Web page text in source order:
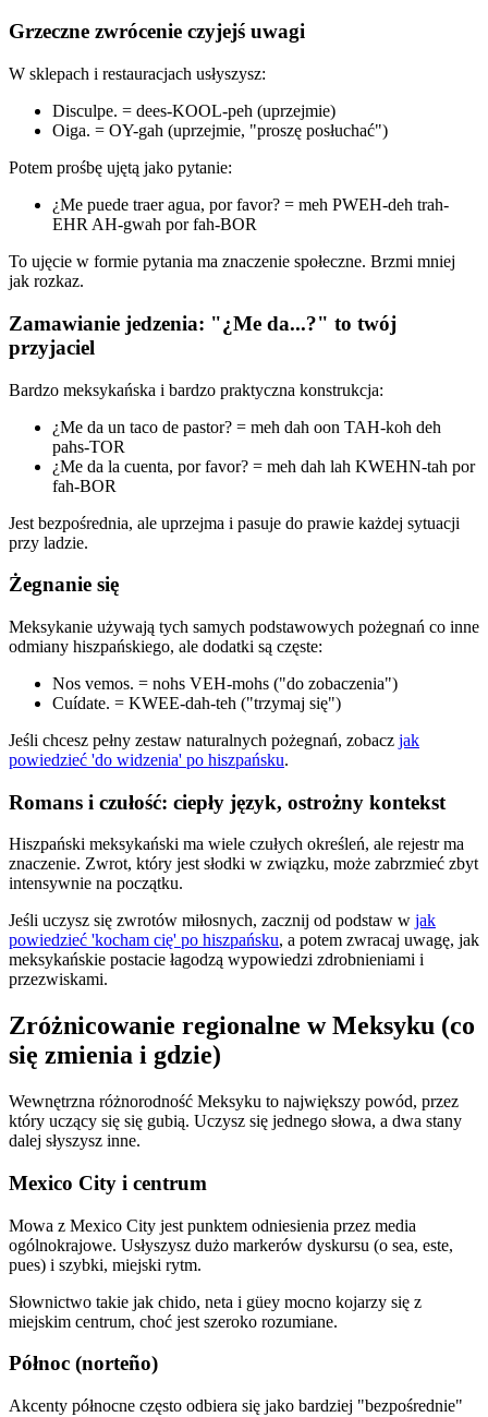
Grzeczne zwrócenie czyjejś uwagi
W sklepach i restauracjach usłyszysz:
Disculpe. = dees-KOOL-peh (uprzejmie)
Oiga. = OY-gah (uprzejmie, "proszę posłuchać")
Potem prośbę ujętą jako pytanie:
¿Me puede traer agua, por favor? = meh PWEH-deh trah-
EHR AH-gwah por fah-BOR
To ujęcie w formie pytania ma znaczenie społeczne. Brzmi mniej
jak rozkaz.
Zamawianie jedzenia: "¿Me da...?" to twój
przyjaciel
Bardzo meksykańska i bardzo praktyczna konstrukcja:
¿Me da un taco de pastor? = meh dah oon TAH-koh deh
pahs-TOR
¿Me da la cuenta, por favor? = meh dah lah KWEHN-tah por
fah-BOR
Jest bezpośrednia, ale uprzejma i pasuje do prawie każdej sytuacji
przy ladzie.
Żegnanie się
Meksykanie używają tych samych podstawowych pożegnań co inne
odmiany hiszpańskiego, ale dodatki są częste:
Nos vemos. = nohs VEH-mohs ("do zobaczenia")
Cuídate. = KWEE-dah-teh ("trzymaj się")
Jeśli chcesz pełny zestaw naturalnych pożegnań, zobacz jak
powiedzieć 'do widzenia' po hiszpańsku.
Romans i czułość: ciepły język, ostrożny kontekst
Hiszpański meksykański ma wiele czułych określeń, ale rejestr ma
znaczenie. Zwrot, który jest słodki w związku, może zabrzmieć zbyt
intensywnie na początku.
Jeśli uczysz się zwrotów miłosnych, zacznij od podstaw w jak
powiedzieć 'kocham cię' po hiszpańsku, a potem zwracaj uwagę, jak
meksykańskie postacie łagodzą wypowiedzi zdrobnieniami i
przezwiskami.
Zróżnicowanie regionalne w Meksyku (co
się zmienia i gdzie)
Wewnętrzna różnorodność Meksyku to największy powód, przez
który uczący się się gubią. Uczysz się jednego słowa, a dwa stany
dalej słyszysz inne.
Mexico City i centrum
Mowa z Mexico City jest punktem odniesienia przez media
ogólnokrajowe. Usłyszysz dużo markerów dyskursu (o sea, este,
pues) i szybki, miejski rytm.
Słownictwo takie jak chido, neta i güey mocno kojarzy się z
miejskim centrum, choć jest szeroko rozumiane.
Północ (norteño)
Akcenty północne często odbiera się jako bardziej "bezpośrednie"